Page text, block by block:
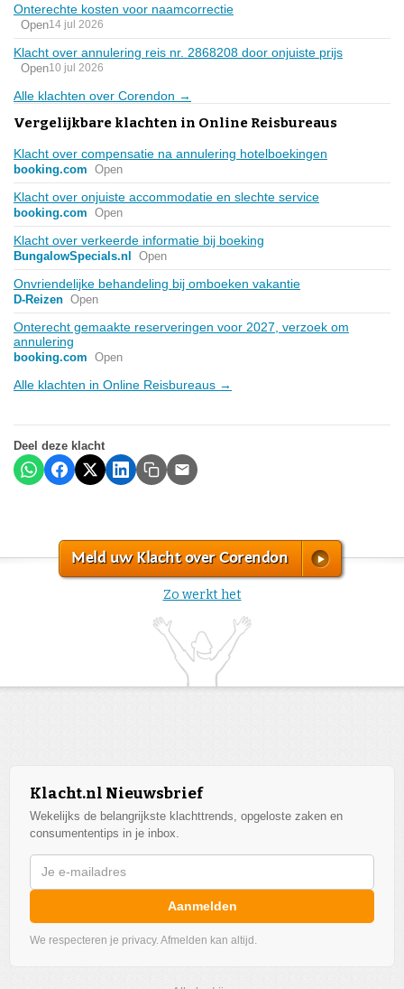
Onterechte kosten voor naamcorrectie
Open14 jul 2026
Klacht over annulering reis nr. 2868208 door onjuiste prijs
Open10 jul 2026
Alle klachten over Corendon →
Vergelijkbare klachten in Online Reisbureaus
Klacht over compensatie na annulering hotelboekingen
booking.com Open
Klacht over onjuiste accommodatie en slechte service
booking.com Open
Klacht over verkeerde informatie bij boeking
BungalowSpecials.nl Open
Onvriendelijke behandeling bij omboeken vakantie
D-Reizen Open
Onterecht gemaakte reserveringen voor 2027, verzoek om
annulering
booking.com Open
Alle klachten in Online Reisbureaus →
Deel deze klacht
Meld uw Klacht over Corendon
Zo werkt het
Klacht.nl Nieuwsbrief
Wekelijks de belangrijkste klachttrends, opgeloste zaken en
consumententips in je inbox.
Aanmelden
We respecteren je privacy. Afmelden kan altijd.